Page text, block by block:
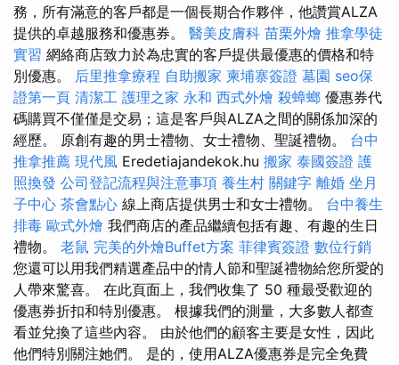
務，所有滿意的客戶都是一個長期合作夥伴，他讚賞ALZA
提供的卓越服務和優惠券。 醫美皮膚科 苗栗外燴 推拿學徒
實習 網絡商店致力於為忠實的客戶提供最優惠的價格和特
別優惠。 后里推拿療程 自助搬家 柬埔寨簽證 墓園 seo保
證第一頁 清潔工 護理之家 永和 西式外燴 殺蟑螂 優惠券代
碼購買不僅僅是交易；這是客戶與ALZA之間的關係加深的
經歷。 原創有趣的男士禮物、女士禮物、聖誕禮物。 台中
推拿推薦 現代風 Eredetiajandekok.hu 搬家 泰國簽證 護
照換發 公司登記流程與注意事項 養生村 關鍵字 離婚 坐月
子中心 茶會點心 線上商店提供男士和女士禮物。 台中養生
排毒 歐式外燴 我們商店的產品繼續包括有趣、有趣的生日
禮物。 老鼠 完美的外燴Buffet方案 菲律賓簽證 數位行銷
您還可以用我們精選產品中的情人節和聖誕禮物給您所愛的
人帶來驚喜。 在此頁面上，我們收集了 50 種最受歡迎的
優惠券折扣和特別優惠。 根據我們的測量，大多數人都查
看並兌換了這些內容。 由於他們的顧客主要是女性，因此
他們特別關注她們。 是的，使用ALZA優惠券是完全免費